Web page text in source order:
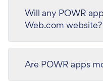
Will any POWR
Web.com website?
Are POWR apps